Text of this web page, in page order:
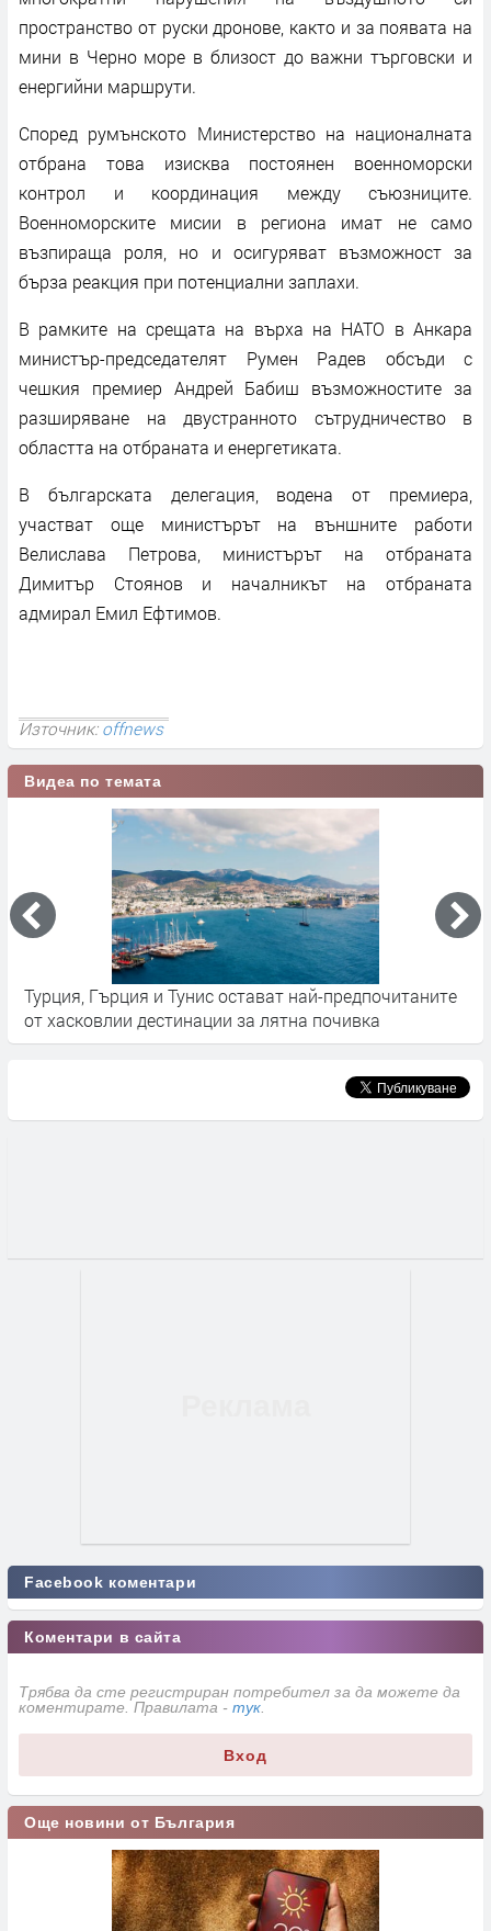
пространство от руски дронове, както и за появата на
мини в Черно море в близост до важни търговски и
енергийни маршрути.
Според румънското Министерство на националната
отбрана това изисква постоянен военноморски
контрол и координация между съюзниците.
Военноморските мисии в региона имат не само
възпираща роля, но и осигуряват възможност за
бърза реакция при потенциални заплахи.
В рамките на срещата на върха на НАТО в Анкара
министър-председателят Румен Радев обсъди с
чешкия премиер Андрей Бабиш възможностите за
разширяване на двустранното сътрудничество в
областта на отбраната и енергетиката.
В българската делегация, водена от премиера,
участват още министърът на външните работи
Велислава Петрова, министърът на отбраната
Димитър Стоянов и началникът на отбраната
адмирал Емил Ефтимов.
Източник:offnews
Видеа по темата
Гърция и Тунис остават най-предпочитаните
дестинации за лятна почивка
Сателитни
Facebook коментари
Коментари в сайта
Трябва да сте регистриран потребител за да можете да
коментирате. Правилата - тук
Вход
Още новини от България